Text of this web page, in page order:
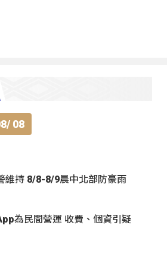
08
維持 8/8-8/9晨中北部防豪雨
為民間營運 收費、個資引疑